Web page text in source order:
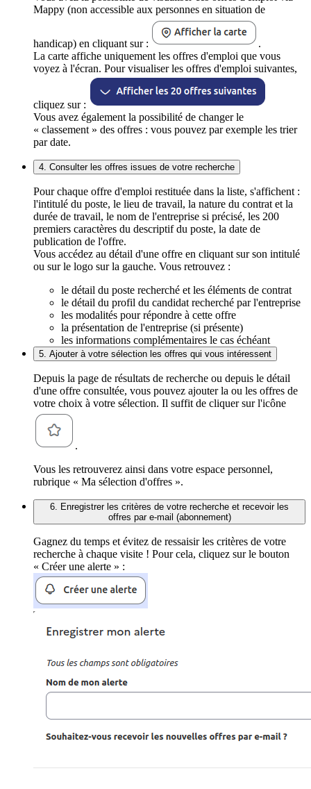
Mappy (non accessible aux personnes en situation de
handicap) en cliquant sur :
.
La carte affiche uniquement les offres d'emploi que vous
voyez à l'écran. Pour visualiser les offres d'emploi suivantes,
cliquez sur :
Vous avez également la possibilité de changer le
« classement » des offres : vous pouvez par exemple les trier
par date.
4. Consulter les offres issues de votre recherche
Pour chaque offre d'emploi restituée dans la liste, s'affichent :
l'intitulé du poste, le lieu de travail, la nature du contrat et la
durée de travail, le nom de l'entreprise si précisé, les 200
premiers caractères du descriptif du poste, la date de
publication de l'offre.
Vous accédez au détail d'une offre en cliquant sur son intitulé
ou sur le logo sur la gauche. Vous retrouvez :
le détail du poste recherché et les éléments de contrat
le détail du profil du candidat recherché par l'entreprise
les modalités pour répondre à cette offre
la présentation de l'entreprise (si présente)
les informations complémentaires le cas échéant
5. Ajouter à votre sélection les offres qui vous intéressent
Depuis la page de résultats de recherche ou depuis le détail
d'une offre consultée, vous pouvez ajouter la ou les offres de
votre choix à votre sélection. Il suffit de cliquer sur l'icône
.
Vous les retrouverez ainsi dans votre espace personnel,
rubrique « Ma sélection d'offres ».
6. Enregistrer les critères de votre recherche et recevoir les
offres par e-mail (abonnement)
Gagnez du temps et évitez de ressaisir les critères de votre
recherche à chaque visite ! Pour cela, cliquez sur le bouton
« Créer une alerte » :